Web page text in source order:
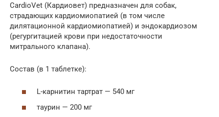
CardioVet (Кардиовет) предназначен для собак,
страдающих кардиомиопатией (в том числе
дилятационной кардиомиопатией) и эндокардиозом
(регургитацией крови при недостаточности
митрального клапана).
Состав (в 1 таблетке):
L-карнитин тартрат — 540 мг
таурин — 200 мг